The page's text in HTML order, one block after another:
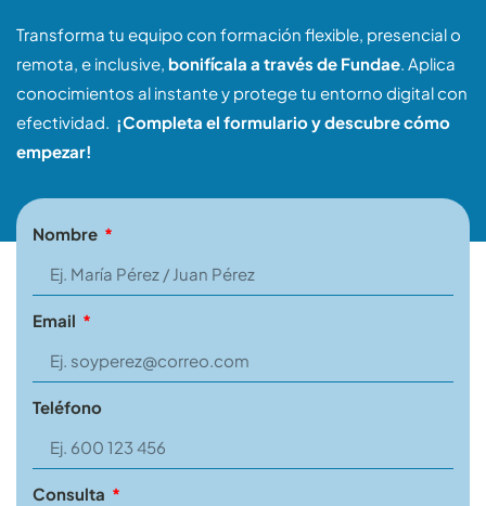
Transforma tu equipo con formación flexible, presencial o
remota, e inclusive, bonifícala a través de Fundae. Aplica
conocimientos al instante y protege tu entorno digital con
efectividad. ¡Completa el formulario y descubre cómo
empezar!
Nombre
Email
Teléfono
Consulta